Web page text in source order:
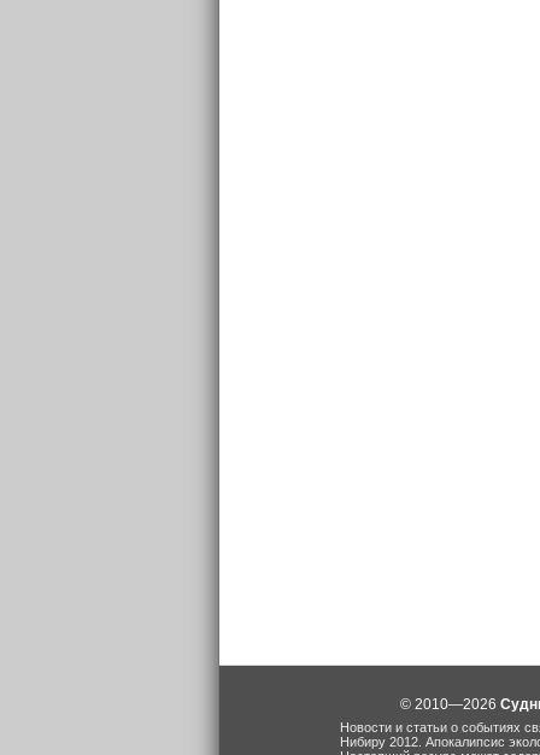
© 2010—2026
Новости и статьи о событиях
Нибиру 2012. Апокалипсис